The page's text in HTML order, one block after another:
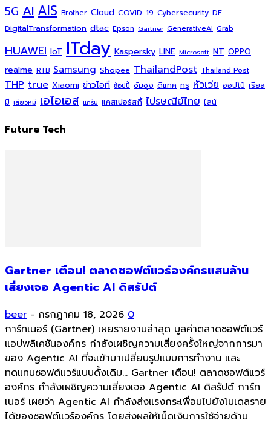
5G AI AIS Brother Cloud COVID-19 Cybersecurity DE
DigitalTransformation dtac Epson Gartner GenerativeAI Grab
HUAWEI IoT ITday Kaspersky LINE Microsoft NT OPPO
realme RTB Samsung Shopee ThailandPost Thailand Post
THP true Xiaomi ข่าวไอที ช้อปปี้ ซัมซุง ดีแทค ทรู หัวเว่ย ออปโป้ เรียล
มี เสียวหมี่ เอไอเอส แกร็บ แคสเปอร์สกี้ ไปรษณีย์ไทย ไลน์
Future Tech
Gartner เตือน! ตลาดซอฟต์แวร์องค์กรแสนล้าน
เสี่ยงเจอ Agentic AI ดิสรัปต์
beer - กรกฎาคม 18, 2026 0
การ์ทเนอร์ (Gartner) เผยรายงานล่าสุด มูลค่าตลาดซอฟต์แวร์
แอปพลิเคชันองค์กร กำลังเผชิญความเสี่ยงครั้งใหญ่จากการมา
ของ Agentic AI ที่จะเข้ามาเปลี่ยนรูปแบบการทำงาน และ
ทดแทนซอฟต์แวร์แบบดั้งเดิม... Gartner เตือน! ตลาดซอฟต์แวร์
องค์กร กำลังเผชิญความเสี่ยงเจอ Agentic AI ดิสรัปต์ การ์ท
เนอร์ เผยว่า Agentic AI กำลังส่งแรงกระเพื่อมไปยังโมเดลราย
ได้ของซอฟต์แวร์องค์กร โดยส่งผลให้เม็ดเงินการใช้จ่ายด้าน